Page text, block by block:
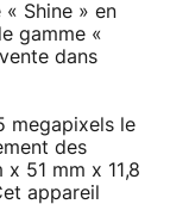
Shine » en
gamme «
dans
megapixels le
des
51 mm x 11,8
appareil